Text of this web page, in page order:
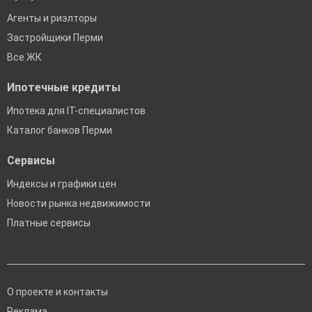
Агенты и риэлторы
Застройщики Перми
Все ЖК
Ипотечные кредиты
Ипотека для IT-специалистов
Каталог банков Перми
Сервисы
Индексы и графики цен
Новости рынка недвижимости
Платные сервисы
О проекте и контакты